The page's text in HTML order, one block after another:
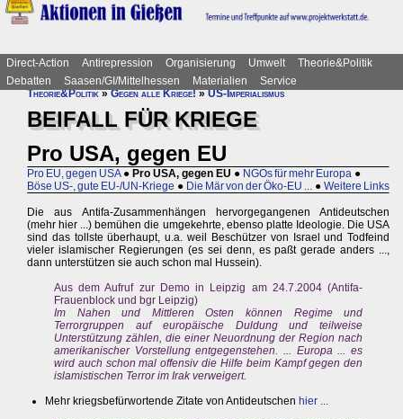
Direct-Action Antirepression Organisierung Umwelt
Theorie&Politik
Debatten
Saasen/GI/Mittelhessen Materialien
Service
Theorie&Politik»Gegen alle Kriege!»US-Imperialismus
BEIFALL FÜR KRIEGE
Pro USA, gegen EU
Pro EU, gegen USA ● Pro USA, gegen EU ● NGOs für mehr Europa ●
Böse US-, gute EU-/UN-Kriege ● Die Mär von der Öko-EU ... ● Weitere Links
Die aus Antifa-Zusammenhängen hervorgegangenen Antideutschen
(mehr hier ...) bemühen die umgekehrte, ebenso platte Ideologie. Die USA
sind das tollste überhaupt, u.a. weil Beschützer von Israel und Todfeind
vieler islamischer Regierungen (es sei denn, es paßt gerade anders ...,
dann unterstützen sie auch schon mal Hussein).
Aus dem Aufruf zur Demo in Leipzig am 24.7.2004 (Antifa-
Frauenblock und bgr Leipzig)
Im Nahen und Mittleren Osten können Regime und
Terrorgruppen auf europäische Duldung und teilweise
Unterstützung zählen, die einer Neuordnung der Region nach
amerikanischer Vorstellung entgegenstehen. ... Europa ... es
wird auch schon mal offensiv die Hilfe beim Kampf gegen den
islamistischen Terror im Irak verweigert.
Mehr kriegsbefürwortende Zitate von Antideutschen hier ...